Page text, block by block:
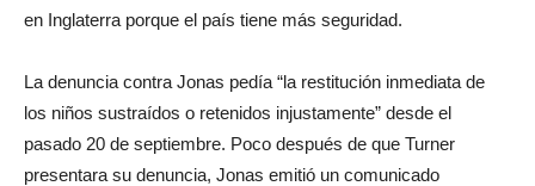
en Inglaterra porque el país tiene más seguridad.
La denuncia contra Jonas pedía “la restitución inmediata de
los niños sustraídos o retenidos injustamente” desde el
pasado 20 de septiembre. Poco después de que Turner
presentara su denuncia, Jonas emitió un comunicado